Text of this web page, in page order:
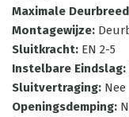
Maximale
Montagewijze:
Sluitkracht: EN 2-5
Instelbare Eindslag:
Sluitvertraging: Nee
Openingsdemping: